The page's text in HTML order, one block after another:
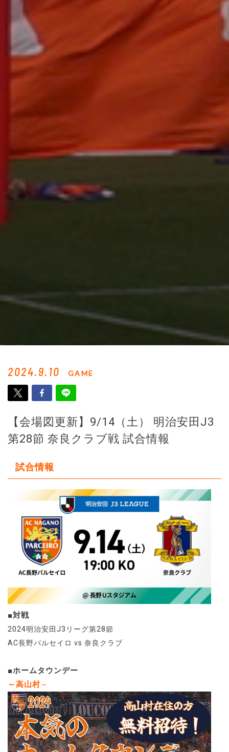
2024.9.10 GAME
【会場図更新】9/14（土） 明治安田J3
第28節 奈良クラブ戦 試合情報
試合情報
■対戦
2024明治安田J3リーグ第28節
AC長野パルセイロ vs 奈良クラブ
■ホームタウンデー
～高山村～